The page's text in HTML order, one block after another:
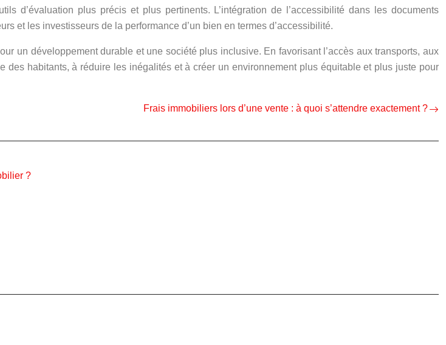
d’évaluation plus précis et plus pertinents. L’intégration de l’accessibilité dans les documents
et les investisseurs de la performance d’un bien en termes d’accessibilité.
un développement durable et une société plus inclusive. En favorisant l’accès aux transports, aux
habitants, à réduire les inégalités et à créer un environnement plus équitable et plus juste pour
Frais immobiliers lors d’une vente : à quoi s’attendre exactement ?
?